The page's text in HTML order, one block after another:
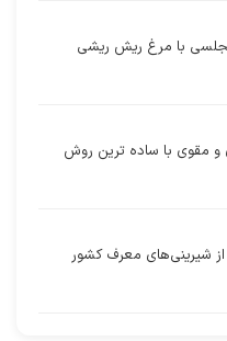
با مرغ ریش ریشی
مقوی با ساده ترین روش
از شیرینی‌های معرف کشور